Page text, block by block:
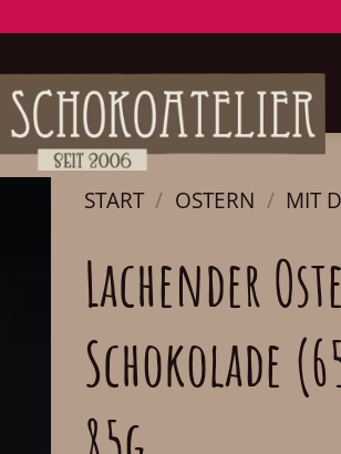
START / OSTERN / MIT
Lachender
Schokolade